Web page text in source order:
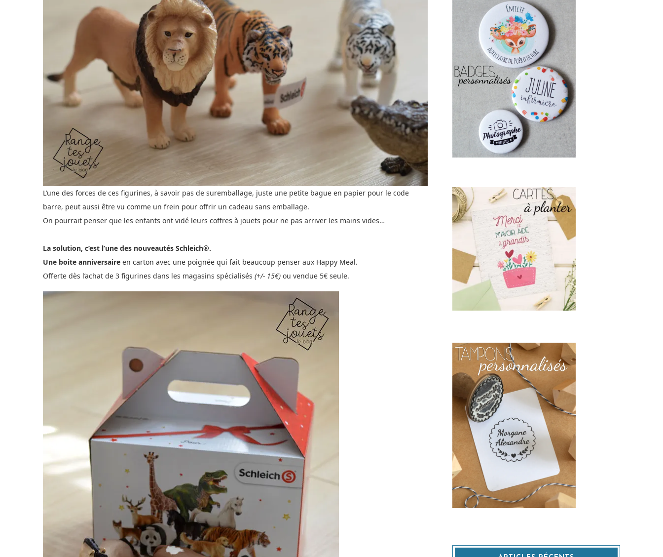
L’une des forces de ces figurines, à savoir pas de suremballage, juste une petite bague en papier pour le code
barre, peut aussi être vu comme un frein pour offrir un cadeau sans emballage.
On pourrait penser que les enfants ont vidé leurs coffres à jouets pour ne pas arriver les mains vides…
La solution, c’est l’une des nouveautés Schleich®.
Une boite anniversaire en carton avec une poignée qui fait beaucoup penser aux Happy Meal.
Offerte dès l’achat de 3 figurines dans les magasins spécialisés (+/- 15€) ou vendue 5€ seule.